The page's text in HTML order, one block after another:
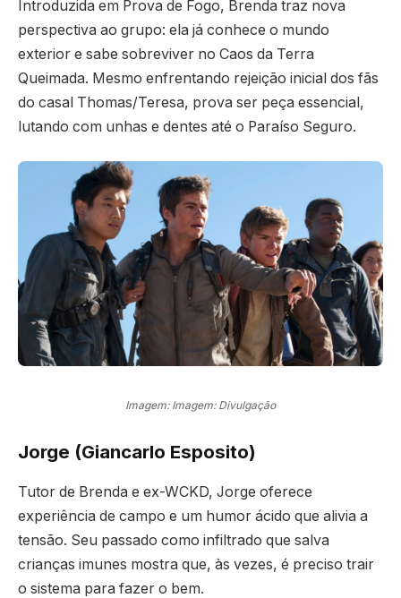
Introduzida em Prova de Fogo, Brenda traz nova
perspectiva ao grupo: ela já conhece o mundo
exterior e sabe sobreviver no Caos da Terra
Queimada. Mesmo enfrentando rejeição inicial dos fãs
do casal Thomas/Teresa, prova ser peça essencial,
lutando com unhas e dentes até o Paraíso Seguro.
Imagem: Imagem: Divulgação
Jorge (Giancarlo Esposito)
Tutor de Brenda e ex-WCKD, Jorge oferece
experiência de campo e um humor ácido que alivia a
tensão. Seu passado como infiltrado que salva
crianças imunes mostra que, às vezes, é preciso trair
o sistema para fazer o bem.